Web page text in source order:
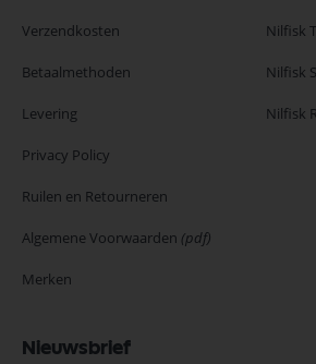
Verzendkosten
Betaalmethoden
Levering
Privacy Policy
Ruilen en Retourneren
Algemene Voorwaarden (pdf)
Merken
Nilfisk
Nilfisk
Nilfisk
Nieuwsbrief